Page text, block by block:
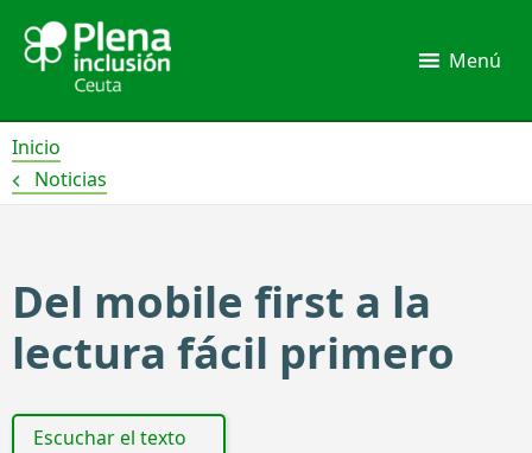
contenido
Menú
Inicio
Noticias
Del mobile first a la
lectura fácil primero
Escuchar el texto